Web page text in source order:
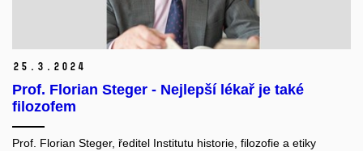
25. 3. 2024
Prof. Florian Steger - Nejlepší lékař je také
filozofem
Prof. Florian Steger, ředitel Institutu historie, filozofie a etiky